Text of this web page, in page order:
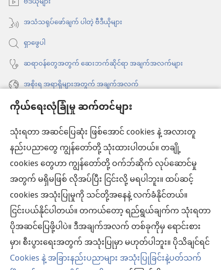
ကိုယ်ရေးလုံခြုံမှု ဆက်တင်များ
သုံးရတာ အဆင်ပြေဆုံး ဖြစ်အောင် cookies နဲ့ အလားတူ
နည်းပညာတွေ ကျွန်တော်တို့ သုံးထားပါတယ်။ တချို့
cookies တွေဟာ ကျွန်တော်တို့ ဝက်ဘ်ဆိုက် လုပ်ဆောင်မှု
အတွက် မရှိမဖြစ် လိုအပ်ပြီး ငြင်းလို့ မရပါဘူး။ ထပ်ဆင့်
cookies အသုံးပြုမှုကို သင်တို့အနေနဲ့ လက်ခံနိုင်တယ်။
ငြင်းပယ်နိုင်ပါတယ်။ တကယ်တော့ ရည်ရွယ်ချက်က သုံးရတာ
ပိုအဆင်ပြေဖို့ပါပဲ။ ဒီအချက်အလက် တစ်ခုကိုမှ ရောင်းစား
မှာ၊ စီးပွားရေးအတွက် အသုံးပြုမှာ မဟုတ်ပါဘူး။ ပိုသိချင်ရင်
Cookies နဲ့ အခြားနည်းပညာများ အသုံးပြုခြင်းနဲ့ပတ်သက်
ပါ
တယ်)
င့်
နေ
ပါ
တယ်)
အသံသရုပ်ဖော်ချက် ပါတဲ့ ဗီဒီယိုများ
ရှာဖွေပါ
ဆရာဝန်တွေအတွက် ဆေးဘက်ဆိုင်ရာ အချက်အလက်များ
အစိုးရ အရာရှိများအတွက် အချက်အလက်
အကူအညီ
အလှူငွေ
(window
အသစ်
ဖွ
င့်
နေ
ပါ
တယ်)
ကင်းမျှော်စင် အွန်လိုင်းစာကြည့်တိုက်™
(window
အသစ်
ဖွ
င့်
နေ
ပါ
တယ်)
JW Hub®
(window
အသစ်
ဖွ
င့်
နေ
ပါ
JW Library®
ကင်းမျှော်စင် စာကြည့်တိုက်